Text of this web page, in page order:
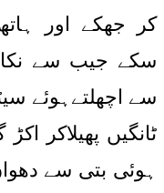
کر جھکے اور
سکے جیب سے
سے اچھلتےہوئے
ٹانگیں پھیلاکر
ہوئی بتی سے